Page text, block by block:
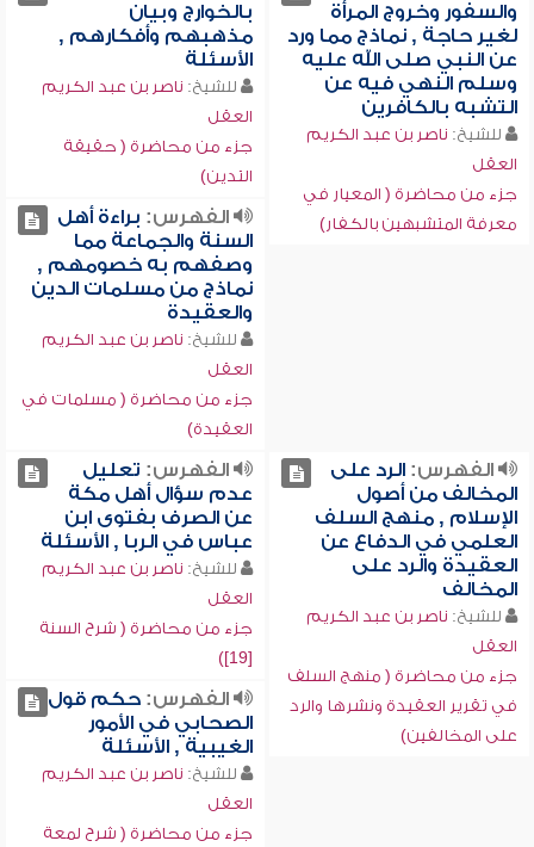
والسفور وخروج المرأة
لغير حاجة , نماذج مما ورد
عن النبي صلى الله عليه
وسلم النهي فيه عن
التشبه بالكافرين
للشيخ: ناصر بن عبد الكريم
العقل
جزء من محاضرة ( المعيار في
معرفة المتشبهين بالكفار)
بالخوارج وبيان
مذهبهم وأفكارهم ,
الأسئلة
للشيخ: ناصر بن عبد الكريم
العقل
جزء من محاضرة ( حقيقة
التدين)
الفهرس: براءة أهل
السنة والجماعة مما
وصفهم به خصومهم ,
نماذج من مسلمات الدين
والعقيدة
للشيخ: ناصر بن عبد الكريم
العقل
جزء من محاضرة ( مسلمات في
العقيدة)
الفهرس:الرد على
المخالف من أصول
الإسلام , منهج السلف
العلمي في الدفاع عن
العقيدة والرد على
المخالف
للشيخ: ناصر بن عبد الكريم
العقل
جزء من محاضرة ( منهج السلف
في تقرير العقيدة ونشرها والرد
على المخالفين)
الفهرس: تعليل
عدم سؤال أهل مكة
عن الصرف بفتوى ابن
عباس في الربا , الأسئلة
للشيخ: ناصر بن عبد الكريم
العقل
جزء من محاضرة ( شرح السنة
[19])
الفهرس:حكم قول
الصحابي في الأمور
الغيبية , الأسئلة
للشيخ: ناصر بن عبد الكريم
العقل
جزء من محاضرة ( شرح لمعة